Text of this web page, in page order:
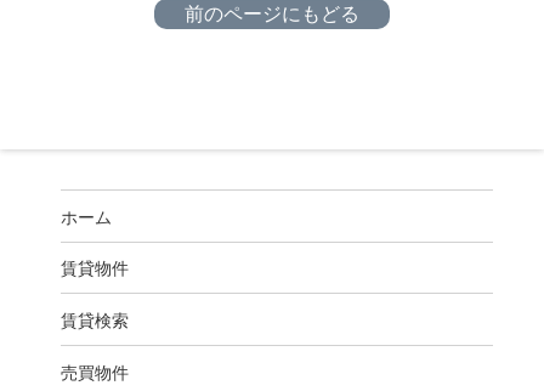
前のページにもどる
ホーム
賃貸物件
賃貸検索
売買物件